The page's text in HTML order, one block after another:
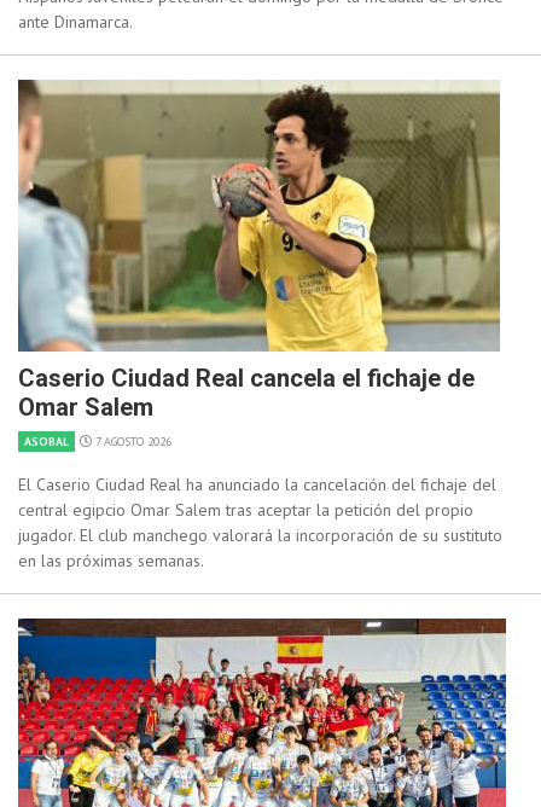
ante Dinamarca.
Caserio Ciudad Real cancela el fichaje de
Omar Salem
ASOBAL 7 AGOSTO 2026
El Caserio Ciudad Real ha anunciado la cancelación del fichaje del
central egipcio Omar Salem tras aceptar la petición del propio
jugador. El club manchego valorará la incorporación de su sustituto
en las próximas semanas.